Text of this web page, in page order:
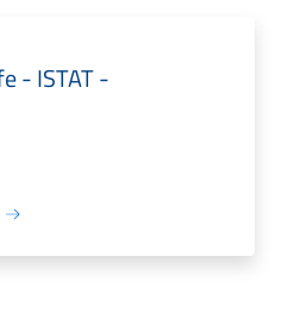
- ISTAT -